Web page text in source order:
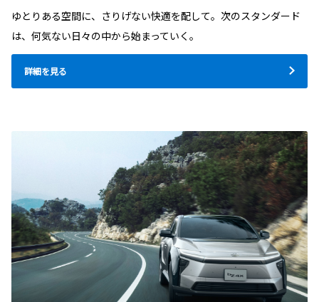
ゆとりある空間に、さりげない快適を配して。次のスタンダード
は、何気ない日々の中から始まっていく。
詳細を見る